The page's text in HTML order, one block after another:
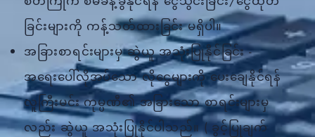
ခြင်းများကို ကန့်သတ်ထားခြင်း မရှိပါ။
အခြားစာရင်းများမှ ဆွဲယူ အသုံးပြုနိုင်ခြင်း -
အရေးပေါ်လိုအပ်သော လိုငွေများကို ပေးချေနိုင်ရန်
လူကြီးမင်း ကုမ္ပဏီ၏ အခြားသော စာရင်းများမှ
လည်း ဆွဲယူ အသုံးပြုနိုင်ပါသည်။ ( ခွင့်ပြုချက်